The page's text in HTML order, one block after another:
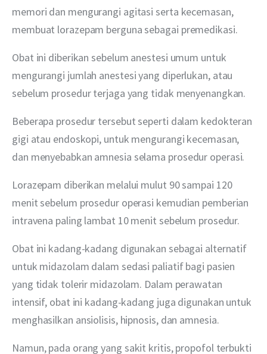
memori dan mengurangi agitasi serta kecemasan,
membuat lorazepam berguna sebagai premedikasi.
Obat ini diberikan sebelum anestesi umum untuk
mengurangi jumlah anestesi yang diperlukan, atau
sebelum prosedur terjaga yang tidak menyenangkan.
Beberapa prosedur tersebut seperti dalam kedokteran
gigi atau endoskopi, untuk mengurangi kecemasan,
dan menyebabkan amnesia selama prosedur operasi.
Lorazepam diberikan melalui mulut 90 sampai 120
menit sebelum prosedur operasi kemudian pemberian
intravena paling lambat 10 menit sebelum prosedur.
Obat ini kadang-kadang digunakan sebagai alternatif
untuk midazolam dalam sedasi paliatif bagi pasien
yang tidak tolerir midazolam. Dalam perawatan
intensif, obat ini kadang-kadang juga digunakan untuk
menghasilkan ansiolisis, hipnosis, dan amnesia.
Namun, pada orang yang sakit kritis, propofol terbukti